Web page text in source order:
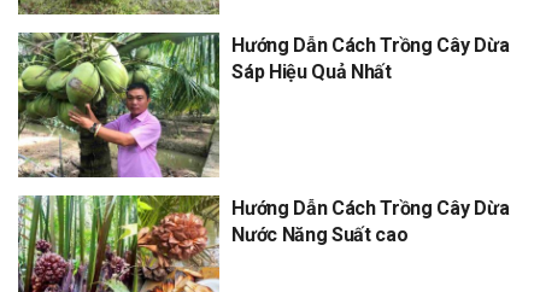
Hướng Dẫn Cách Trồng Cây Dừa
Sáp Hiệu Quả Nhất
Hướng Dẫn Cách Trồng Cây Dừa
Nước Năng Suất cao